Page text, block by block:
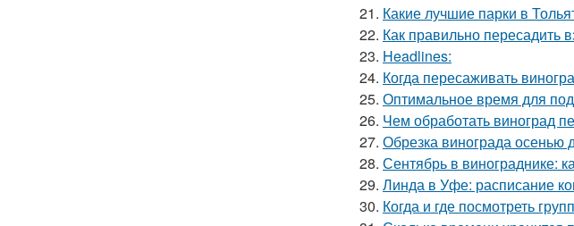
21. Какие лучшие парки в
22. Как правильно пересадить
23. Headlines:
24. Когда пересаживать
25. Оптимальное время для
26. Чем обработать виноград
27. Обрезка винограда осенью
28. Сентябрь в винограднике:
29. Линда в Уфе: расписание
30. Когда и где посмотреть